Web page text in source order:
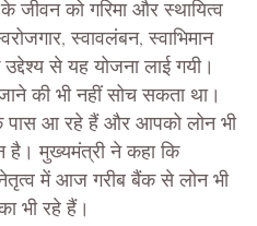
जीवन को गरिमा और स्थायित्व
स्वावलंबन, स्वाभिमान
से यह योजना लाई गयी।
की भी नहीं सोच सकता था।
आ रहे हैं और आपको लोन भी
है। मुख्यमंत्री ने कहा कि
नेतृत्व में आज गरीब बैंक से लोन भी
भी रहे हैं।